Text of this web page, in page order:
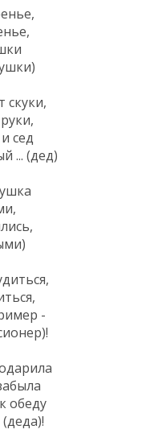
скуки,
сед
... (дед)
-
обеду